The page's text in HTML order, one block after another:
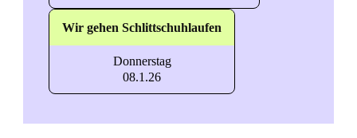
Wir gehen Schlittschuhlaufen
Donnerstag
08.1.26